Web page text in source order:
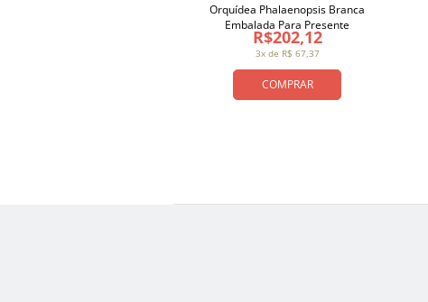
COMPRAR
3x de R$ 67,37
R$202,12
Orquídea Phalaenopsis Branca
Embalada Para Presente